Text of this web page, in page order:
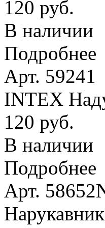
120 руб.
В наличии
Подробнее
Арт. 59241
INTEX
120 руб.
В наличии
Подробнее
Арт.